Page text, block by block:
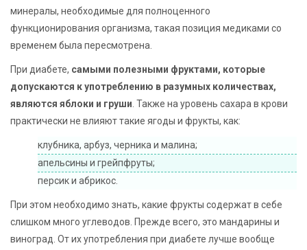
минералы, необходимые для полноценного
функционирования организма, такая позиция медиками со
временем была пересмотрена.
При диабете, самыми полезными фруктами, которые
допускаются к употреблению в разумных количествах,
являются яблоки и груши . Также на уровень сахара в крови
практически не влияют такие ягоды и фрукты, как:
клубника, арбуз, черника и малина;
апельсины и грейпфруты;
персик и абрикос.
При этом необходимо знать, какие фрукты содержат в себе
слишком много углеводов. Прежде всего, это мандарины и
виноград. От их употребления при диабете лучше вообще